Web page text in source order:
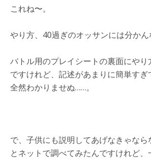
これね〜。
やり方、40過ぎのオッサンには分かん
バトル用のプレイシートの裏面にやり
ですけれど、記述があまりに簡単すぎ
全然わかりませぬ……。
で、子供にも説明してあげなきゃなら
とネットで調べてみたんですけれど